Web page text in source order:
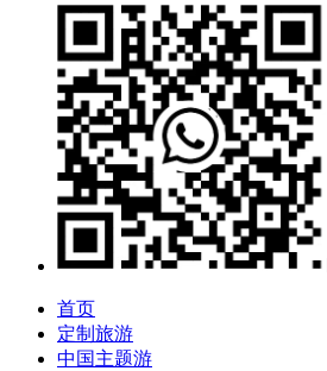
首页
定制旅游
中国主题游